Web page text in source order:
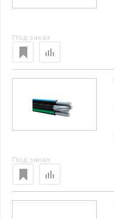
Под заказ
Под заказ